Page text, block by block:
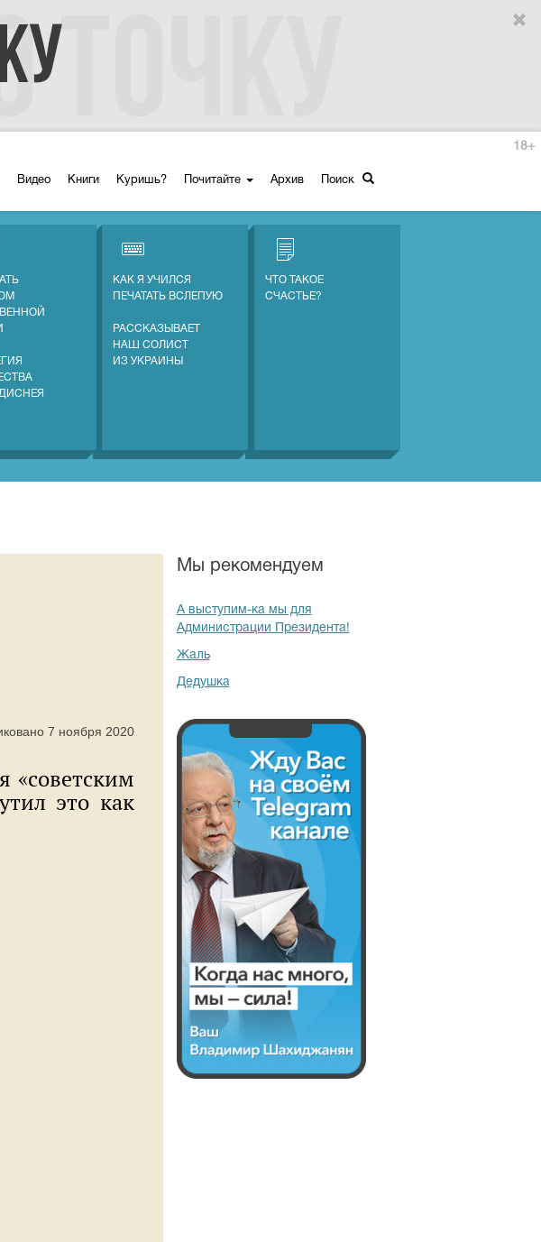
Видео Книги Куришь? Почитайте Архив Поиск
18+
КАК Я УЧИЛСЯ
ПЕЧАТАТЬ ВСЛЕПУЮ
РАССКАЗЫВАЕТ
НАШ СОЛИСТ
ИЗ УКРАИНЫ
ЧТО ТАКОЕ
СЧАСТЬЕ?
7 ноября 2020
«советским
это как
Мы рекомендуем
А выступим-ка мы для
Администрации Президента!
Жаль
Дедушка